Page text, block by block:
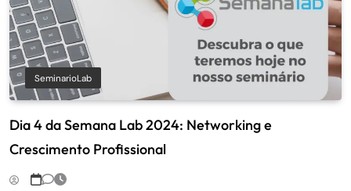
SeminarioLab
Dia 4 da Semana Lab 2024: Networking e
Crescimento Profissional